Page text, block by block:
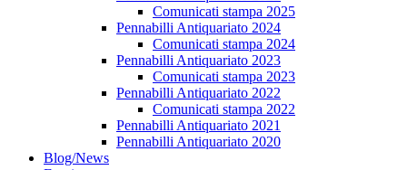
Comunicati stampa 2025
Pennabilli Antiquariato 2024
Comunicati stampa 2024
Pennabilli Antiquariato 2023
Comunicati stampa 2023
Pennabilli Antiquariato 2022
Comunicati stampa 2022
Pennabilli Antiquariato 2021
Pennabilli Antiquariato 2020
Blog/News